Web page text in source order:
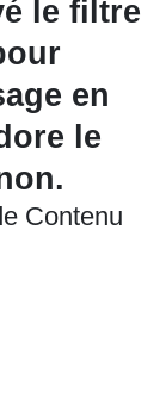
père en
photo.
de